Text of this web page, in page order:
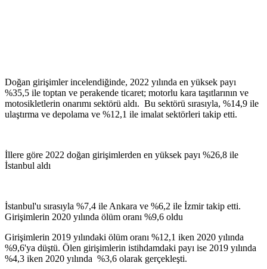
Doğan girişimler incelendiğinde, 2022 yılında en yüksek payı
%35,5 ile toptan ve perakende ticaret; motorlu kara taşıtlarının ve
motosikletlerin onarımı sektörü aldı. Bu sektörü sırasıyla, %14,9 ile
ulaştırma ve depolama ve %12,1 ile imalat sektörleri takip etti.
İllere göre 2022 doğan girişimlerden en yüksek payı %26,8 ile
İstanbul aldı
İstanbul'u sırasıyla %7,4 ile Ankara ve %6,2 ile İzmir takip etti.
Girişimlerin 2020 yılında ölüm oranı %9,6 oldu
Girişimlerin 2019 yılındaki ölüm oranı %12,1 iken 2020 yılında
%9,6'ya düştü. Ölen girişimlerin istihdamdaki payı ise 2019 yılında
%4,3 iken 2020 yılında %3,6 olarak gerçekleşti.